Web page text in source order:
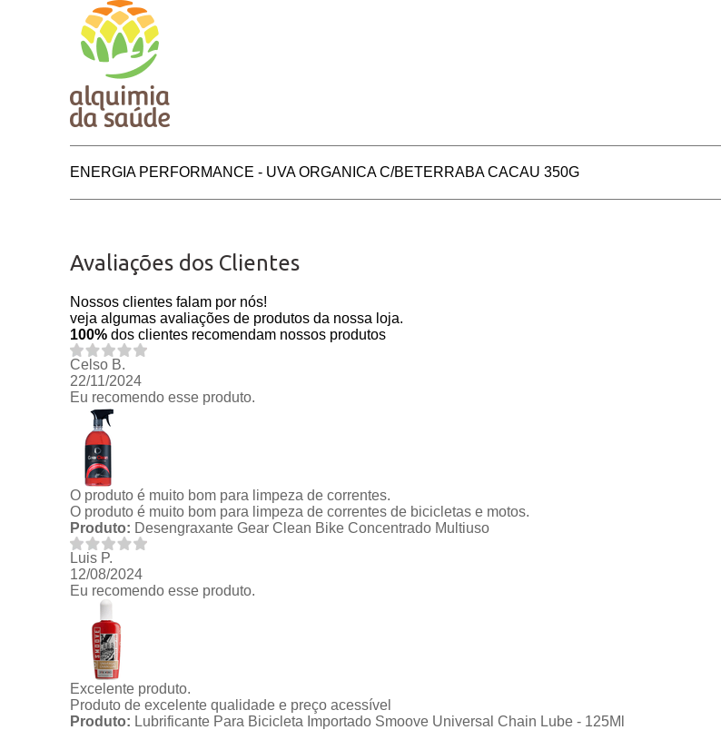
ENERGIA PERFORMANCE - UVA ORGANICA C/BETERRABA CACAU 350G
Avaliações dos Clientes
Nossos clientes falam por nós!
veja algumas avaliações de produtos da nossa loja.
100% dos clientes recomendam nossos produtos
Celso B.
22/11/2024
Eu recomendo esse produto.
O produto é muito bom para limpeza de correntes.
O produto é muito bom para limpeza de correntes de bicicletas e motos.
Produto: Desengraxante Gear Clean Bike Concentrado Multiuso
Luis P.
12/08/2024
Eu recomendo esse produto.
Excelente produto.
Produto de excelente qualidade e preço acessível
Produto: Lubrificante Para Bicicleta Importado Smoove Universal Chain Lube - 125Ml